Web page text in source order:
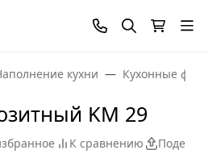
кухни Кухонные
KM 29
К сравнению